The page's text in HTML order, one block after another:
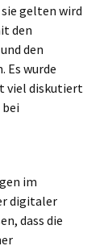
gelten wird
den
den
Es wurde
viel diskutiert
im
digitaler
dass die